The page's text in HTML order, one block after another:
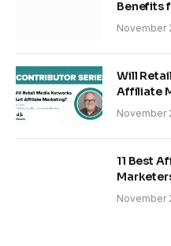
Benefits
November
Will
Affiliate
November
11 Best
November